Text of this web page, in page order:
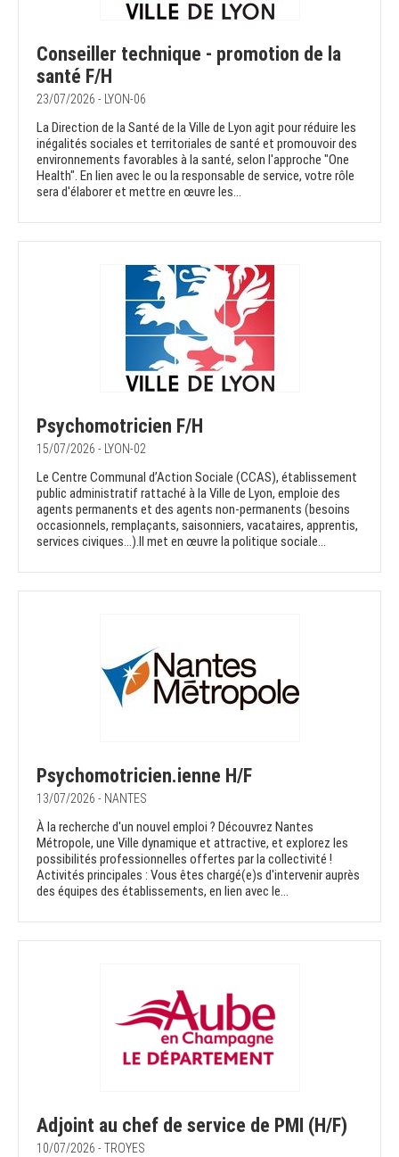
Conseiller technique - promotion de la
santé F/H
23/07/2026 - LYON-06
La Direction de la Santé de la Ville de Lyon agit pour réduire les
inégalités sociales et territoriales de santé et promouvoir des
environnements favorables à la santé, selon l'approche "One
Health". En lien avec le ou la responsable de service, votre rôle
sera d'élaborer et mettre en œuvre les...
Psychomotricien F/H
15/07/2026 - LYON-02
Le Centre Communal d’Action Sociale (CCAS), établissement
public administratif rattaché à la Ville de Lyon, emploie des
agents permanents et des agents non-permanents (besoins
occasionnels, remplaçants, saisonniers, vacataires, apprentis,
services civiques…).Il met en œuvre la politique sociale...
Psychomotricien.ienne H/F
13/07/2026 - NANTES
À la recherche d'un nouvel emploi ? Découvrez Nantes
Métropole, une Ville dynamique et attractive, et explorez les
possibilités professionnelles offertes par la collectivité !
Activités principales : Vous êtes chargé(e)s d'intervenir auprès
des équipes des établissements, en lien avec le...
Adjoint au chef de service de PMI (H/F)
10/07/2026 - TROYES